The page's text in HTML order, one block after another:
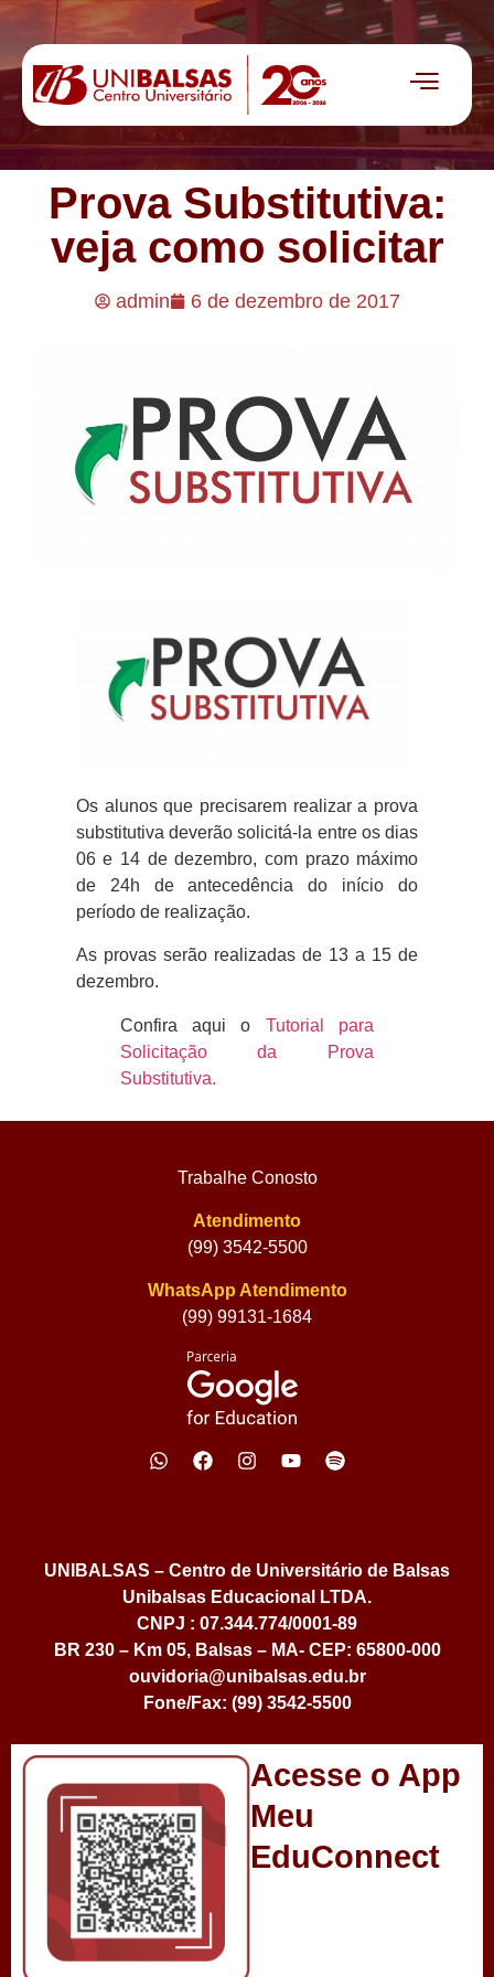
Prova Substitutiva:
veja como solicitar
admin 6 de dezembro de 2017
Os alunos que precisarem realizar a prova
substitutiva deverão solicitá-la entre os dias
06 e 14 de dezembro, com prazo máximo
de 24h de antecedência do início do
período de realização.
As provas serão realizadas de 13 a 15 de
dezembro.
Confira aqui o Tutorial para
Solicitação da Prova
Substitutiva.
Trabalhe Conosto
Atendimento
(99) 3542-5500
WhatsApp Atendimento
(99) 99131-1684
UNIBALSAS – Centro de Universitário de Balsas
Unibalsas Educacional LTDA.
CNPJ : 07.344.774/0001-89
BR 230 – Km 05, Balsas – MA- CEP: 65800-000
ouvidoria@unibalsas.edu.br
Fone/Fax: (99) 3542-5500
Acesse o App
Meu
EduConnect